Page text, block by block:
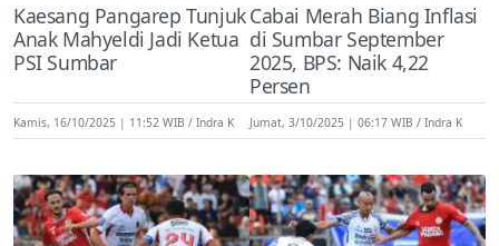
Kaesang Pangarep Tunjuk
Anak Mahyeldi Jadi Ketua
PSI Sumbar
Kamis, 16/10/2025 | 11:52 WIB Indra K
Cabai Merah Biang Inflasi
di Sumbar September
2025, BPS: Naik 4,22
Persen
Jumat, 3/10/2025 | 06:17 WIB Indra K